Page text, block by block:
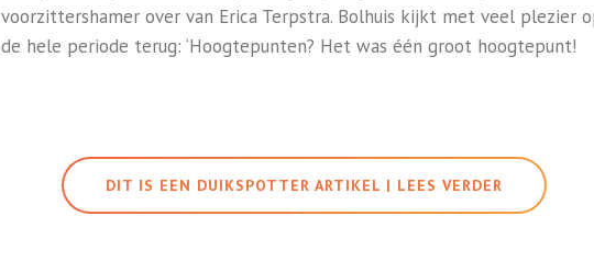
voorzittershamer over van Erica Terpstra. Bolhuis kijkt met veel plezier
de hele periode terug: ‘Hoogtepunten? Het was één groot hoogtepunt!
DIT IS EEN DUIKSPOTTER ARTIKEL | LEES VERDER